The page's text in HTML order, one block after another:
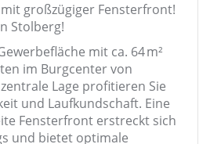
großzügiger Fensterfront!
Stolberg!
mit ca. 64 m²
im Burgcenter von
Lage profitieren Sie
und Laufkundschaft. Eine
Fensterfront erstreckt sich
und bietet optimale